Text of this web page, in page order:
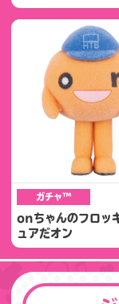
ガチャ™
onちゃんのフロッ
ュアだオン